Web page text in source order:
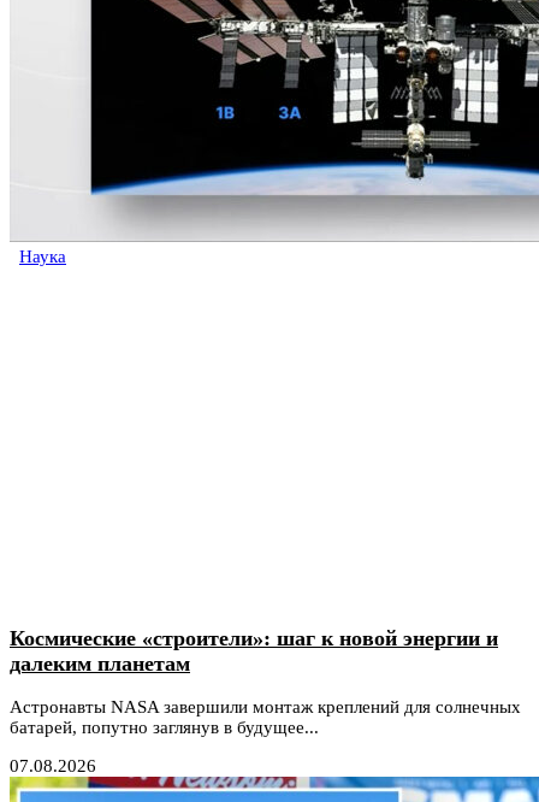
Наука
Космические «строители»: шаг к новой энергии и
далеким планетам
Астронавты NASA завершили монтаж креплений для солнечных
батарей, попутно заглянув в будущее...
07.08.2026